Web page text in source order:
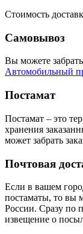
Стоимость
Самовывоз
Вы можете
Автомобильный
Постамат
Постамат – это
хранения
может забрать
Почтовая
Если в вашем
постаматы, то вы
России. Сразу по
извещение о